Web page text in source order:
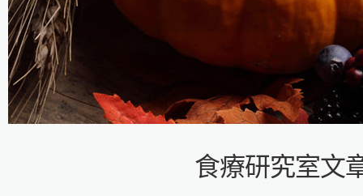
食療研究室文